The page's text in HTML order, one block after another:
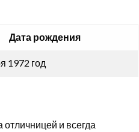
Дата рождения
1972 год
и всегда